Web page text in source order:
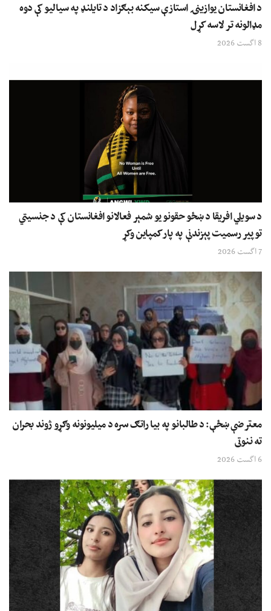
د افغانستان یوازینۍ استازې سیکنه بېګزاد د تایلنډ په سیالیو کې دوه
مډالونه تر لاسه کړل
8 اگست 2026
د سویلي افریقا د ښځو حقونو یو شمېر فعالانو افغانستان کې د جنسیتي
توپیر رسمیت پېزندنې په پار کمپاین وکړ
7 اگست 2026
معترضې ښځې: د طالبانو په بیا راتګ سره د میلیونونه وګړو ژوند بحران
ته ننوتی
6 اگست 2026